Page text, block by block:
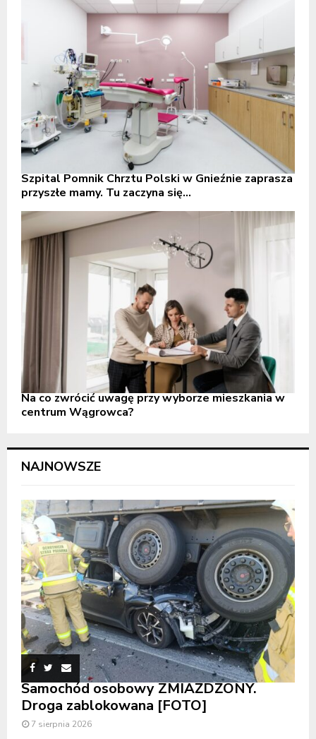
Szpital Pomnik Chrztu Polski w Gnieźnie zaprasza
przyszłe mamy. Tu zaczyna się...
Na co zwrócić uwagę przy wyborze mieszkania w
centrum Wągrowca?
NAJNOWSZE
Samochód osobowy ZMIAŻDŻONY.
Droga zablokowana [FOTO]
7 sierpnia 2026